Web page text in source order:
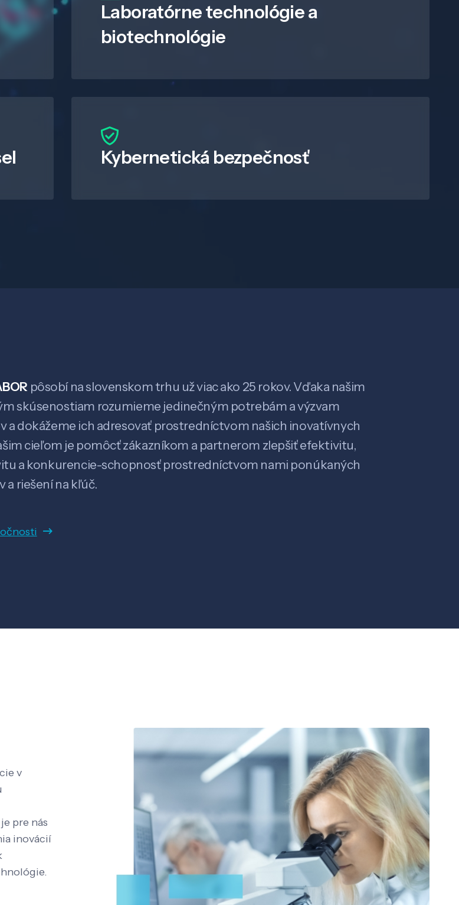
Laboratórne technológie a
biotechnológie
Kybernetická bezpečnosť
pôsobí na slovenskom trhu už viac ako 25 rokov. Vďaka našim
skúsenostiam rozumieme jedinečným potrebám a výzvam
a dokážeme ich adresovať prostredníctvom našich inovatívnych
cieľom je pomôcť zákazníkom a partnerom zlepšiť efektivitu,
a konkurencie-schopnosť prostredníctvom nami ponúkaných
a riešení na kľúč.
v
pre nás
inovácií